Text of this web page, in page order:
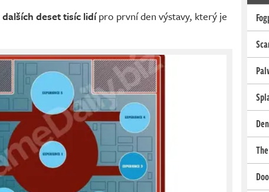
dalších deset tisíc lidípro první den výstavy, který je